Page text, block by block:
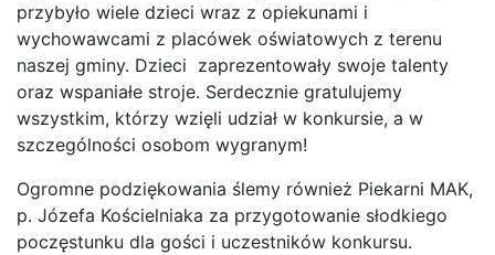
przybyło wiele dzieci wraz z opiekunami i
wychowawcami z placówek oświatowych z terenu
naszej gminy. Dzieci zaprezentowały swoje talenty
oraz wspaniałe stroje. Serdecznie gratulujemy
wszystkim, którzy wzięli udział w konkursie, a w
szczególności osobom wygranym!
Ogromne podziękowania ślemy również Piekarni MAK,
p. Józefa Kościelniaka za przygotowanie słodkiego
poczęstunku dla gości i uczestników konkursu.